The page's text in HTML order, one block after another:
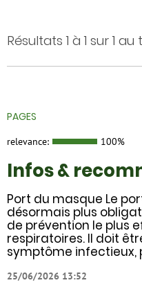
Résultats 1 à 1 sur 1
PAGES
relevance: 100%
Infos &
Port du masque Le
désormais plus
de prévention le plus
respiratoires. Il doit
symptôme infectieux,
25/06/2026 13:52